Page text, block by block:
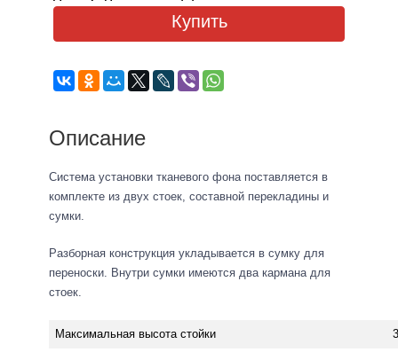
Купить
Описание
Система установки тканевого фона поставляется в
комплекте из двух стоек, составной перекладины и
сумки.
Разборная конструкция укладывается в сумку для
переноски. Внутри сумки имеются два кармана для
стоек.
Максимальная высота стойки